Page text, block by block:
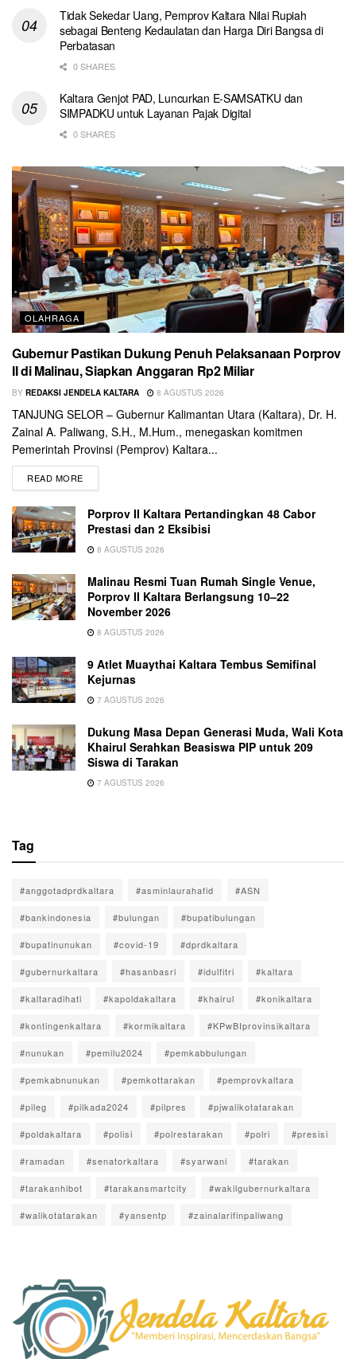
Tidak Sekedar Uang, Pemprov Kaltara Nilai Rupiah
sebagai Benteng Kedaulatan dan Harga Diri Bangsa di
Perbatasan
0 SHARES
Kaltara Genjot PAD, Luncurkan E-SAMSATKU dan
SIMPADKU untuk Layanan Pajak Digital
0 SHARES
OLAHRAGA
Gubernur Pastikan Dukung Penuh Pelaksanaan Porprov
II di Malinau, Siapkan Anggaran Rp2 Miliar
BY REDAKSI JENDELA KALTARA 8 AGUSTUS 2026
TANJUNG SELOR – Gubernur Kalimantan Utara (Kaltara), Dr. H.
Zainal A. Paliwang, S.H., M.Hum., menegaskan komitmen
Pemerintah Provinsi (Pemprov) Kaltara...
READ MORE
Porprov II Kaltara Pertandingkan 48 Cabor
Prestasi dan 2 Eksibisi
8 AGUSTUS 2026
Malinau Resmi Tuan Rumah Single Venue,
Porprov II Kaltara Berlangsung 10–22
November 2026
8 AGUSTUS 2026
9 Atlet Muaythai Kaltara Tembus Semifinal
Kejurnas
7 AGUSTUS 2026
Dukung Masa Depan Generasi Muda, Wali Kota
Khairul Serahkan Beasiswa PIP untuk 209
Siswa di Tarakan
7 AGUSTUS 2026
Tag
#anggotadprdkaltara #asminlaurahafid #ASN
#bankindonesia #bulungan #bupatibulungan
#bupatinunukan #covid-19 #dprdkaltara
#gubernurkaltara #hasanbasri #idulfitri #kaltara
#kaltaradihati #kapoldakaltara #khairul #konikaltara
#kontingenkaltara #kormikaltara #KPwBIprovinsikaltara
#nunukan #pemilu2024 #pemkabbulungan
#pemkabnunukan #pemkottarakan #pemprovkaltara
#pileg #pilkada2024 #pilpres #pjwalikotatarakan
#poldakaltara #polisi #polrestarakan #polri #presisi
#ramadan #senatorkaltara #syarwani #tarakan
#tarakanhibot #tarakansmartcity #wakilgubernurkaltara
#walikotatarakan #yansentp #zainalarifinpaliwang